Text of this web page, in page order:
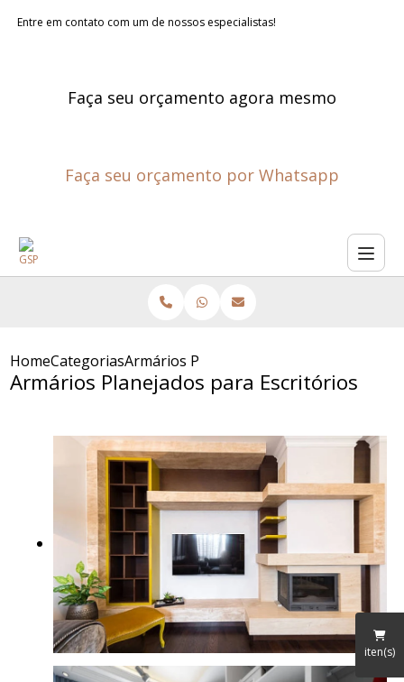
Entre em contato com um de nossos especialistas!
Faça seu orçamento agora mesmo
Faça seu orçamento por Whatsapp
iten(s)
HomeCategoriasArmários Planejados para Escritórios
Armários Planejados para Escritórios